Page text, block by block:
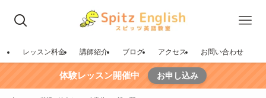
レッスン料金 講師紹介 ブログ アクセス お問い合わせ
体験レッスン開催中 お申し込み